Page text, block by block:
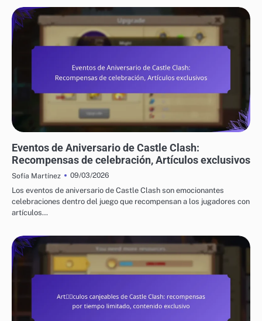
Eventos de Aniversario de Castle Clash:
Recompensas de celebración, Artículos exclusivos
Sofía Martínez
09/03/2026
Los eventos de aniversario de Castle Clash son emocionantes
celebraciones dentro del juego que recompensan a los jugadores con
artículos…